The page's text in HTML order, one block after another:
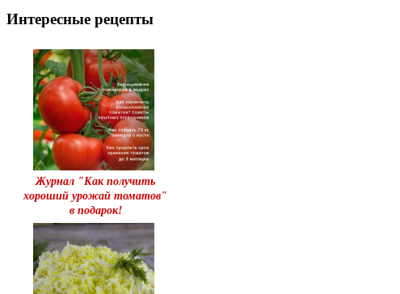
Интересные рецепты
Журнал "Как получить
хороший урожай томатов"
в подарок!